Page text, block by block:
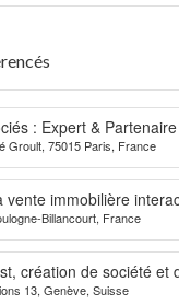
: Expert &
Groult, 75015 Paris, France
vente immobilière
transactions
Billancourt, France
création de société et
13, Genève, Suisse